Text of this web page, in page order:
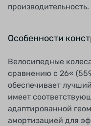
производительность.
Особенности
Велосипедные
сравнению с 26«
обеспечивает
имеет
адаптированной
амортизацией для